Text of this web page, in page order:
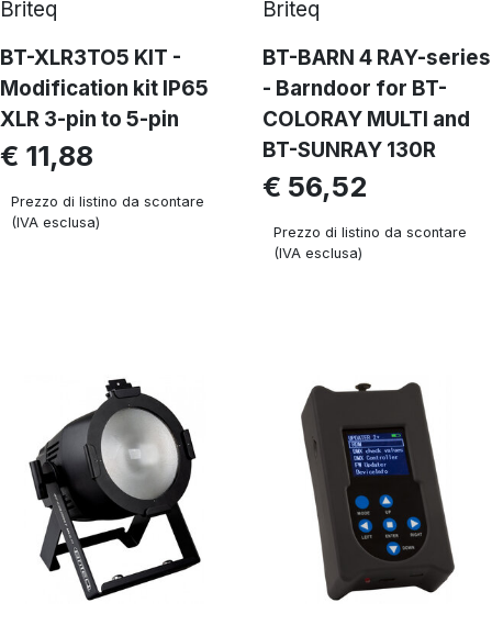
Briteq
BT-XLR3TO5 KIT -
Modification kit IP65
XLR 3-pin to 5-pin
€ 11,88
Prezzo di listino da scontare
(IVA esclusa)
Briteq
BT-BARN 4 RAY-series
- Barndoor for BT-
COLORAY MULTI and
BT-SUNRAY 130R
€ 56,52
Prezzo di listino da scontare
(IVA esclusa)